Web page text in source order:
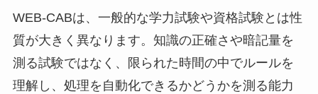
WEB-CABは、一般的な学力試験や資格試験とは性
質が大きく異なります。知識の正確さや暗記量を
測る試験ではなく、限られた時間の中でルールを
理解し、処理を自動化できるかどうかを測る能力